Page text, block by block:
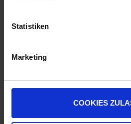
Statistiken
Marketing
COOKIES
Ulmer Straße 128